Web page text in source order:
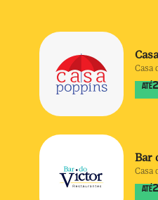
Casa
ATÉ
Bar
Casa
ATÉ